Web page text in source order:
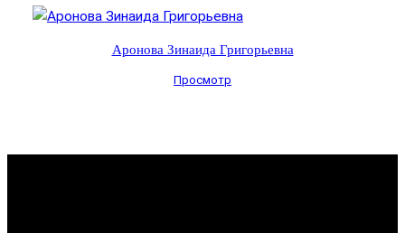
Аронова Зинаида Григорьевна
Просмотр